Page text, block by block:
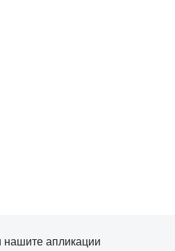
нашите апликации